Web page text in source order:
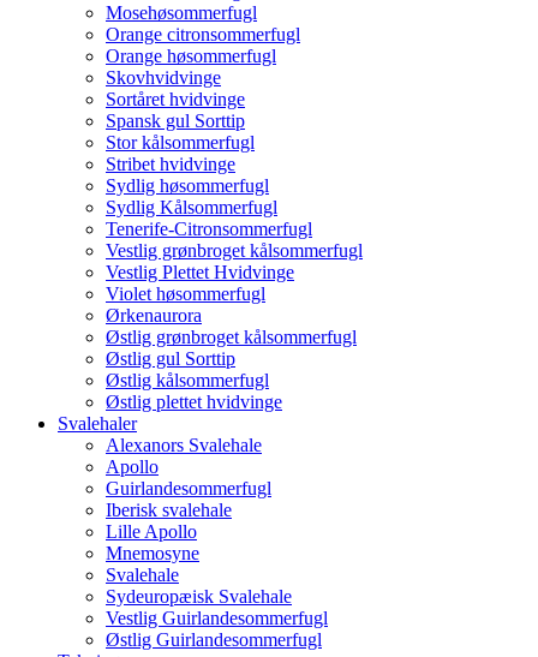
Mosehøsommerfugl
Orange citronsommerfugl
Orange høsommerfugl
Skovhvidvinge
Sortåret hvidvinge
Spansk gul Sorttip
Stor kålsommerfugl
Stribet hvidvinge
Sydlig høsommerfugl
Sydlig Kålsommerfugl
Tenerife-Citronsommerfugl
Vestlig grønbroget kålsommerfugl
Vestlig Plettet Hvidvinge
Violet høsommerfugl
Ørkenaurora
Østlig grønbroget kålsommerfugl
Østlig gul Sorttip
Østlig kålsommerfugl
Østlig plettet hvidvinge
Svalehaler
Alexanors Svalehale
Apollo
Guirlandesommerfugl
Iberisk svalehale
Lille Apollo
Mnemosyne
Svalehale
Sydeuropæisk Svalehale
Vestlig Guirlandesommerfugl
Østlig Guirlandesommerfugl